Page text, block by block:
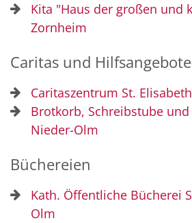
Kita "Haus der großen und
Zornheim
Caritas und Hilfsangebote
Caritaszentrum St.
Brotkorb, Schreibstube
Nieder-Olm
Büchereien
Kath. Öffentliche Bücherei
Olm